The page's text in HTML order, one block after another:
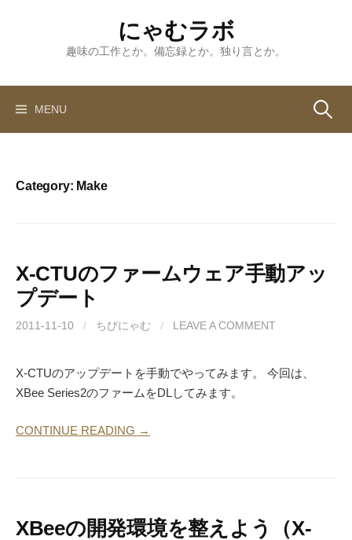
にゃむラボ
趣味の工作とか。備忘録とか。独り言とか。
MENU Search
Category: Make
X-CTUのファームウェア手動アッ
プデート
2011-11-10 / ちびにゃむ / LEAVE A COMMENT
X-CTUのアップデートを手動でやってみます。 今回は、
XBee Series2のファームをDLしてみます。
CONTINUE READING →
XBeeの開発環境を整えよう（X-